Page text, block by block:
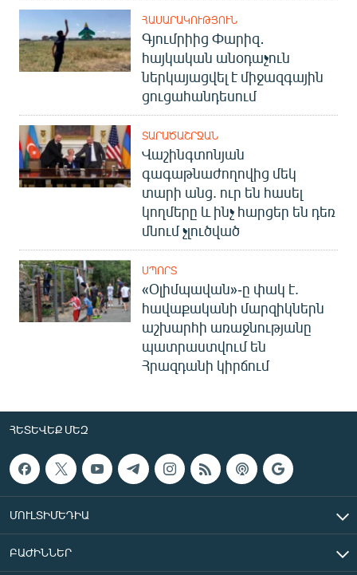
ՀԱՍԱՐԱԿՈՒԹՅՈՒՆ
Գյումրիից Փարիզ․
հայկական անօդաչուն
ներկայացվել է միջազգային
ցուցահանդեսում
ՏԱՐԱԾԱՇՐՋԱՆ
Վաշինգտոնյան
գագաթնաժողովից մեկ
տարի անց. ուր են հասել
կողմերը և ինչ հարցեր են դեռ
մնում չլուծված
ՍՊՈՐՏ
«Օլիմպավան»-ը փակ է.
հավաքականի մարզիկներն
աշխարհի առաջնությանը
պատրաստվում են
Հրազդանի կիրճում
ՀԵՏԵՎԵՔ ՄԵԶ
ՄՈՒԼՏԻՄԵԴԻԱ
ԲԱԺԻՆՆԵՐ